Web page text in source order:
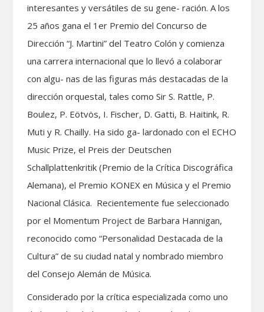
interesantes y versátiles de su gene- ración. A los
25 años gana el 1er Premio del Concurso de
Dirección “J. Martini” del Teatro Colón y comienza
una carrera internacional que lo llevó a colaborar
con algu- nas de las figuras más destacadas de la
dirección orquestal, tales como Sir S. Rattle, P.
Boulez, P. Eötvös, I. Fischer, D. Gatti, B. Haitink, R.
Muti y R. Chailly. Ha sido ga- lardonado con el ECHO
Music Prize, el Preis der Deutschen
Schallplattenkritik (Premio de la Crítica Discográfica
Alemana), el Premio KONEX en Música y el Premio
Nacional Clásica. Recientemente fue seleccionado
por el Momentum Project de Barbara Hannigan,
reconocido como “Personalidad Destacada de la
Cultura” de su ciudad natal y nombrado miembro
del Consejo Alemán de Música.
Considerado por la crítica especializada como uno